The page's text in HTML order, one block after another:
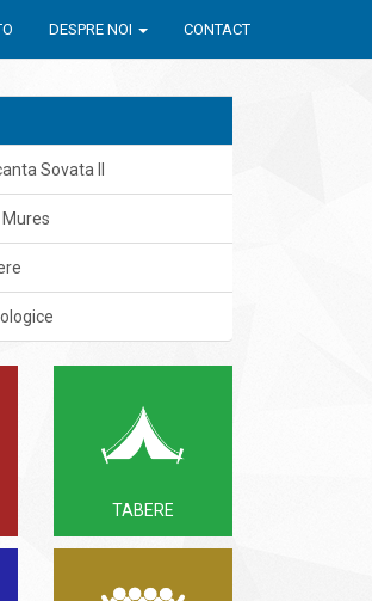
DESPRE NOI CONTACT
Sovata II
TABERE